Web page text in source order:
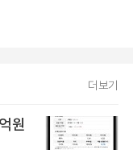
더보기
원